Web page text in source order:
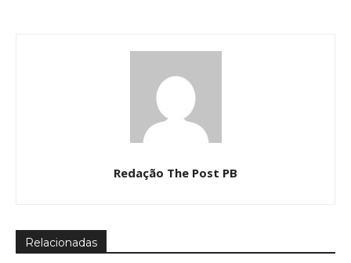
Redação The Post PB
Relacionadas